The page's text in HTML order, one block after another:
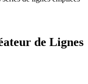
de Lignes